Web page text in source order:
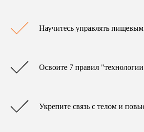
Научитесь управлять
Освоите 7 правил
Укрепите связь с телом и